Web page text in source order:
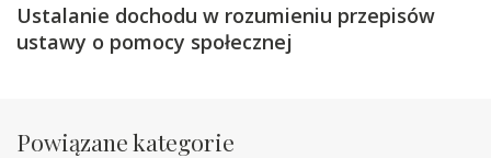
Ustalanie dochodu w rozumieniu przepisów
ustawy o pomocy społecznej
Powiązane kategorie